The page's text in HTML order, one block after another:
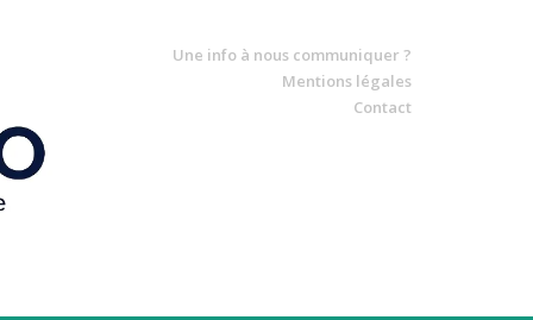
Une info à nous communiquer ?
Mentions légales
Contact